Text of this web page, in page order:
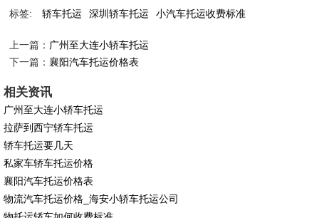
标签: 轿车托运 深圳轿车托运 小汽车托运收费标准
上一篇： 广州至大连小轿车托运
下一篇： 襄阳汽车托运价格表
相关资讯
广州至大连小轿车托运
拉萨到西宁轿车托运
轿车托运要几天
私家车轿车托运价格
襄阳汽车托运价格表
物流汽车托运价格_海安小轿车托运公司